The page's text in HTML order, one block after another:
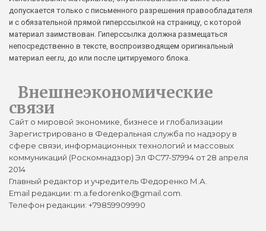
допускается только с письменного разрешения правообладателя
и с обязательной прямой гиперссылкой на страницу, с которой
материал заимствован. Гиперссылка должна размещаться
непосредственно в тексте, воспроизводящем оригинальный
материал eer.ru, до или после цитируемого блока.
Внешнеэкономические
связи
Сайт о мировой экономике, бизнесе и глобализации
Зарегистрировано в Федеральная служба по надзору в
сфере связи, информационных технологий и массовых
коммуникаций (Роскомнадзор) Эл ФС77-57994 от 28 апреля
2014
Главный редактор и учредитель Федоренко М.А.
Email редакции: m.a.fedorenko@gmail.com.
Телефон редакции: +79859909990